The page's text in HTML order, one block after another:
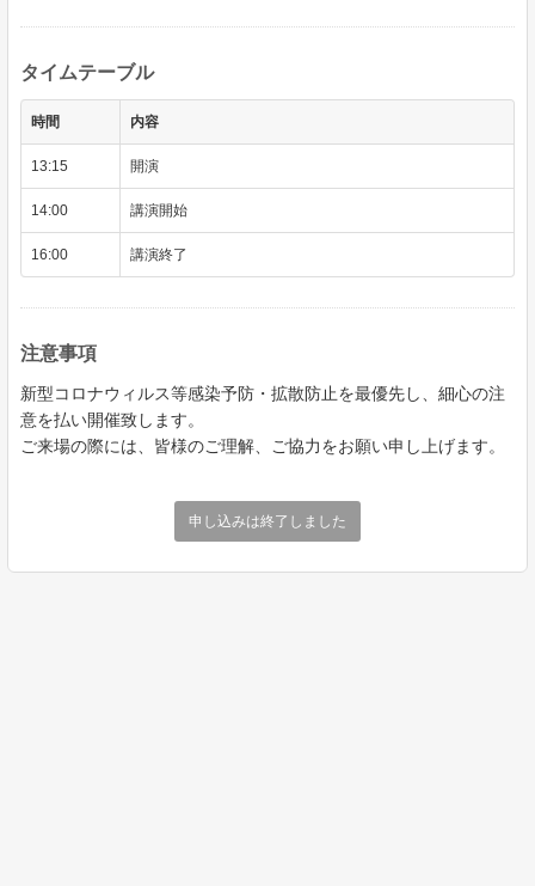
タイムテーブル
時間 内容
13:15 開演
14:00 講演開始
16:00 講演終了
注意事項
新型コロナウィルス等感染予防・拡散防止を最優先し、細心の注
意を払い開催致します。
ご来場の際には、皆様のご理解、ご協力をお願い申し上げます。
申し込みは終了しました